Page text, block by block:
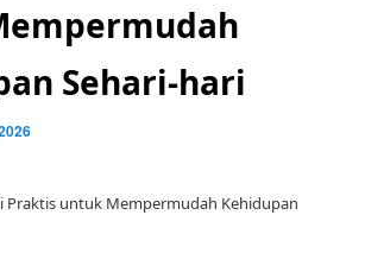
Sehari-hari
Praktis untuk Mempermudah Kehidupan